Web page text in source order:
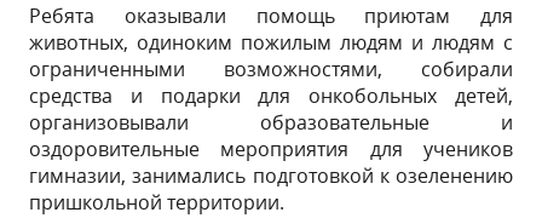
Ребята оказывали помощь приютам для
животных, одиноким пожилым людям и людям с
ограниченными возможностями, собирали
средства и подарки для онкобольных детей,
организовывали образовательные и
оздоровительные мероприятия для учеников
гимназии, занимались подготовкой к озеленению
пришкольной территории.